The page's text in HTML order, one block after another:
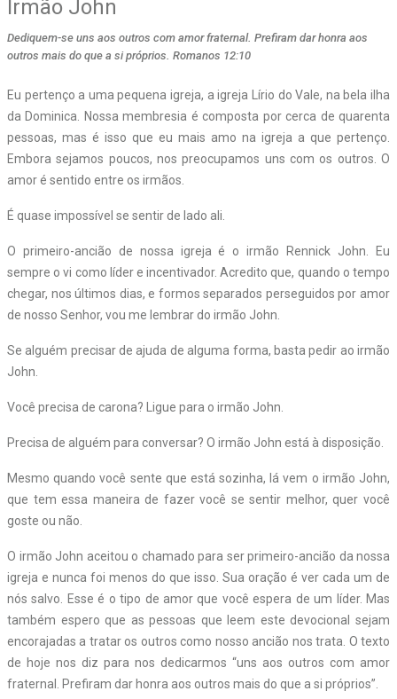
Irmão John
Dediquem-se uns aos outros com amor fraternal. Prefiram dar honra aos
outros mais do que a si próprios. Romanos 12:10
Eu pertenço a uma pequena igreja, a igreja Lírio do Vale, na bela ilha
da Dominica. Nossa membresia é composta por cerca de quarenta
pessoas, mas é isso que eu mais amo na igreja a que pertenço.
Embora sejamos poucos, nos preocupamos uns com os outros. O
amor é sentido entre os irmãos.
É quase impossível se sentir de lado ali.
O primeiro-ancião de nossa igreja é o irmão Rennick John. Eu
sempre o vi como líder e incentivador. Acredito que, quando o tempo
chegar, nos últimos dias, e formos separados perseguidos por amor
de nosso Senhor, vou me lembrar do irmão John.
Se alguém precisar de ajuda de alguma forma, basta pedir ao irmão
John.
Você precisa de carona? Ligue para o irmão John.
Precisa de alguém para conversar? O irmão John está à disposição.
Mesmo quando você sente que está sozinha, lá vem o irmão John,
que tem essa maneira de fazer você se sentir melhor, quer você
goste ou não.
O irmão John aceitou o chamado para ser primeiro-ancião da nossa
igreja e nunca foi menos do que isso. Sua oração é ver cada um de
nós salvo. Esse é o tipo de amor que você espera de um líder. Mas
também espero que as pessoas que leem este devocional sejam
encorajadas a tratar os outros como nosso ancião nos trata. O texto
de hoje nos diz para nos dedicarmos “uns aos outros com amor
fraternal. Prefiram dar honra aos outros mais do que a si próprios”.